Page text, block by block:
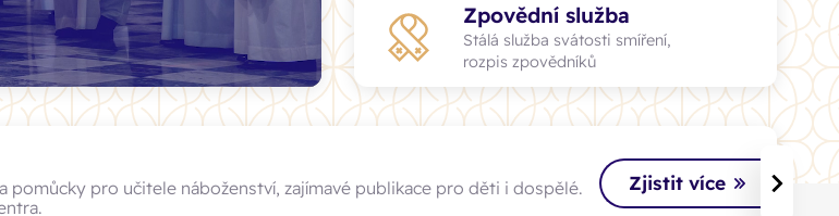
Zpovědní služba
Stálá služba svátosti smíření,
rozpis zpovědníků
pomůcky pro učitele náboženství, zajímavé publikace pro děti i dospělé.
Zjistit více ›